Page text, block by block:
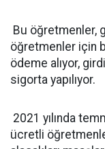
Bu öğretmenler,
öğretmenler için
ödeme alıyor,
sigorta yapılıyor.
2021 yılında
ücretli